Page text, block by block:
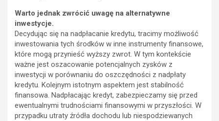
Warto jednak zwrócić uwagę na alternatywne
inwestycje.
Decydując się na nadpłacanie kredytu, tracimy możliwość
inwestowania tych środków w inne instrumenty finansowe,
które mogą przynieść wyższy zwrot. W tym kontekście
ważne jest oszacowanie potencjalnych zysków z
inwestycji w porównaniu do oszczędności z nadpłaty
kredytu. Kolejnym istotnym aspektem jest stabilność
finansowa. Nadpłacając kredyt, zabezpieczamy się przed
ewentualnymi trudnościami finansowymi w przyszłości. W
przypadku utraty źródła dochodu lub niespodziewanych